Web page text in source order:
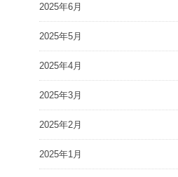
2025年6月
2025年5月
2025年4月
2025年3月
2025年2月
2025年1月